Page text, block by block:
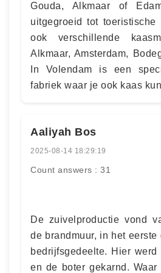
Gouda, Alkmaar of
uitgegroeid tot
ook verschillende
Alkmaar, Amsterdam,
In Volendam is een
fabriek waar je ook kaas
Aaliyah Bos
2025-08-14 18:29:19
Count answers : 31
De zuivelproductie vond
de brandmuur, in het
bedrijfsgedeelte. Hier
en de boter gekarnd.